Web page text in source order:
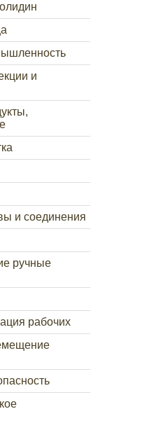
и
и соединения
ручные
рабочих